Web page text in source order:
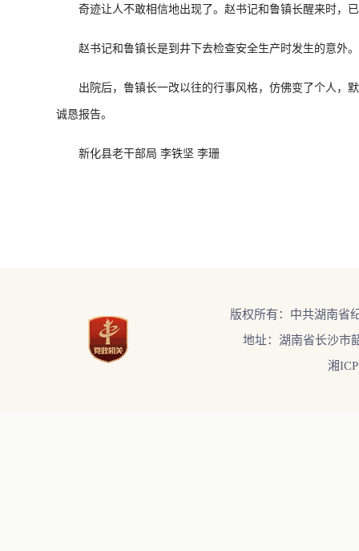
奇迹让人不敢相信地出现了。赵书记和鲁镇长醒来时，已
赵书记和鲁镇长是到井下去检查安全生产时发生的意外。
出院后，鲁镇长一改以往的行事风格，仿佛变了个人，默
诚恳报告。
新化县老干部局 李铁坚 李珊
版权所有：中共湖南省
地址：湖南省长沙市
湘